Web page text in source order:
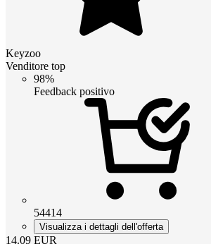
Keyzoo
Venditore top
98%
Feedback positivo
54414
Visualizza i dettagli dell'offerta
14.09 EUR